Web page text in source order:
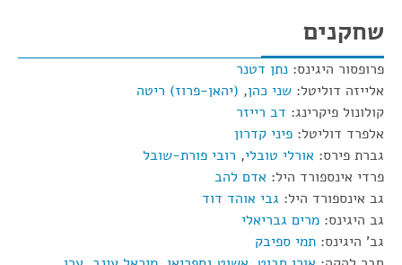
שחקנים
פרופסור היגינס: נתן דטנר
אלייזה דוליטל: שני כהן, (יהאן-פרוז) ריטה
קולונול פיקרינג: דב רייזר
אלפרד דוליטל: פיני קדרון
גברת פירס: אורלי טובלי, רובי פורת-שובל
פרדי אינספורד היל: אדם להב
גב אינספורד היל: גבי אוהד דוד
גב היגינס: מרים גבריאלי
גב' היגינס: תמי ספיבק